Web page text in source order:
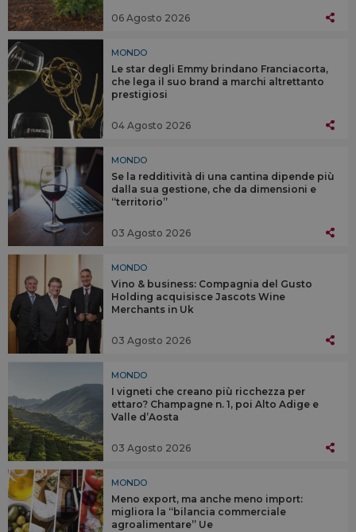
06 Agosto 2026
MONDO
Le star degli Emmy brindano Franciacorta,
che lega il suo brand a marchi altrettanto
prestigiosi
04 Agosto 2026
MONDO
Se la redditività di una cantina dipende più
dalla sua gestione, che da dimensioni e
“territorio”
03 Agosto 2026
MONDO
Vino & business: Compagnia del Gusto
Holding acquisisce Jascots Wine
Merchants in Uk
03 Agosto 2026
MONDO
I vigneti che creano più ricchezza per
ettaro? Champagne n. 1, poi Alto Adige e
Valle d’Aosta
03 Agosto 2026
MONDO
Meno export, ma anche meno import:
migliora la “bilancia commerciale
agroalimentare” Ue